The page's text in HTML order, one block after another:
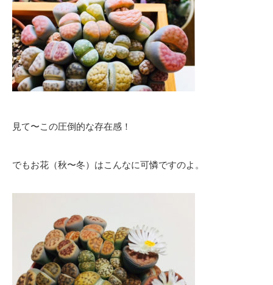
見て〜この圧倒的な存在感！
でもお花（秋〜冬）はこんなに可憐ですのよ。